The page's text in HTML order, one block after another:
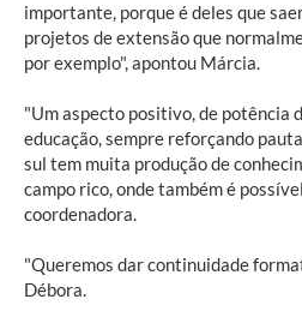
importante, porque é deles que
projetos de extensão que
por exemplo", apontou Márcia.
"Um aspecto positivo, de potência
educação, sempre reforçando
sul tem muita produção de
campo rico, onde também é
coordenadora.
"Queremos dar continuidade
Débora.